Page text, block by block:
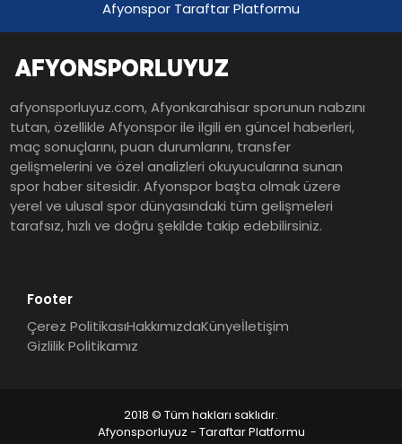
Afyonspor Taraftar Platformu
afyonsporluyuz.com, Afyonkarahisar sporunun nabzını
tutan, özellikle Afyonspor ile ilgili en güncel haberleri,
maç sonuçlarını, puan durumlarını, transfer
gelişmelerini ve özel analizleri okuyucularına sunan
spor haber sitesidir. Afyonspor başta olmak üzere
yerel ve ulusal spor dünyasındaki tüm gelişmeleri
tarafsız, hızlı ve doğru şekilde takip edebilirsiniz.
Footer
Çerez PolitikasıHakkımızdaKünyeİletişim
Gizlilik Politikamız
2018 © Tüm hakları saklıdır.
Afyonsporluyuz - Taraftar Platformu